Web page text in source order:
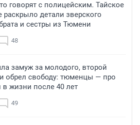
говорят с полицейским. Тайское
раскрыло детали зверского
и сестры из Тюмени
48
замуж за молодого, второй
обрел свободу: тюменцы — про
жизни после 40 лет
49